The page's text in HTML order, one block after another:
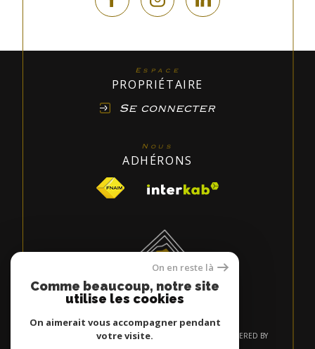
Espace
PROPRIÉTAIRE
Se connecter
Nous
ADHÉRONS
© 2026 | TOUS DROITS RÉSERVÉS | TRADUCTION POWERED BY
On en reste là
Comme beaucoup, notre site
utilise les cookies
On aimerait vous accompagner pendant
votre visite.